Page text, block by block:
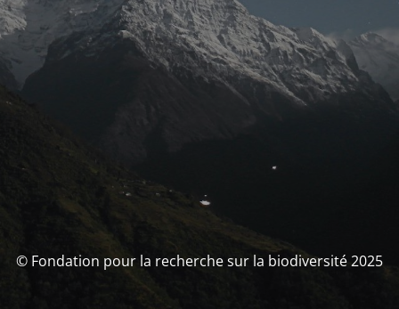
© Fondation pour la recherche sur la biodiversité 2025